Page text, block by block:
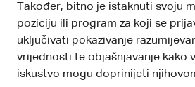
Također, bitno je istaknuti svoju
poziciju ili program za koji se
uključivati ​​pokazivanje
vrijednosti te objašnjavanje kako
iskustvo mogu doprinijeti